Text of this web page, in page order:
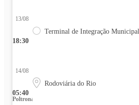
18:30
13/08
Terminal de Integração Municipal
05:40
14/08
Rodoviária do Rio
Poltrona